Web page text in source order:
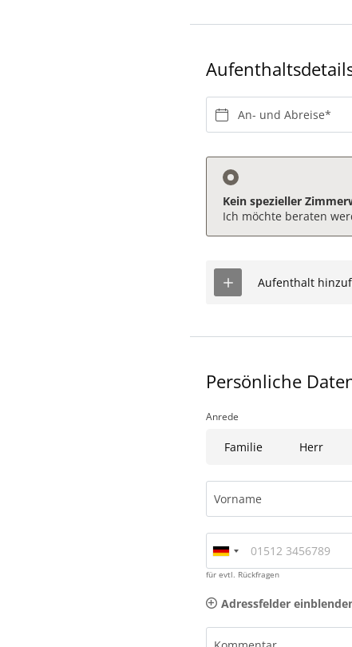
An- und Abreise*
Kein spezieller
Ich möchte beraten
Aufenthalt
Persönliche
Anrede
Familie Herr
Vorname
für evtl. Rückfragen
Adressfelder